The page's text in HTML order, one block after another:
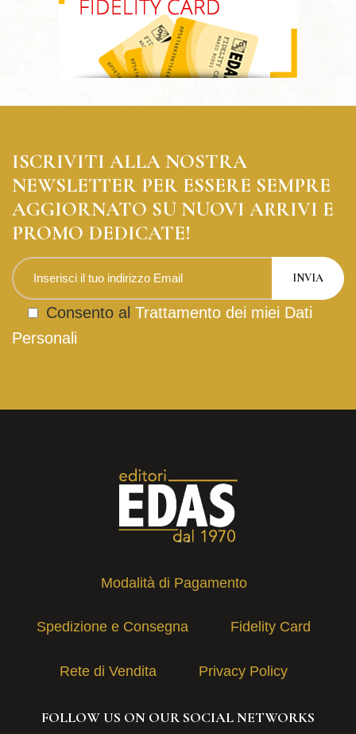
ISCRIVITI ALLA NOSTRA
NEWSLETTER PER ESSERE SEMPRE
AGGIORNATO SU NUOVI ARRIVI E
PROMO DEDICATE!
Consento al Trattamento dei miei Dati
Personali
Modalità di Pagamento
Spedizione e Consegna Fidelity Card
Rete di Vendita Privacy Policy
FOLLOW US ON OUR SOCIAL NETWORKS